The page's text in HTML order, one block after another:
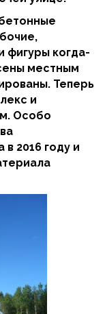
фигуры когда-
местным
Теперь
и
Особо
2016 году и